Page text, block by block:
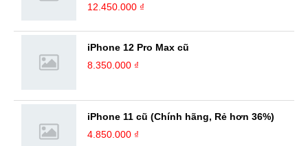
12.450.000 ₫
iPhone 12 Pro Max cũ
8.350.000 ₫
iPhone 11 cũ (Chính hãng, Rẻ hơn 36%)
4.850.000 ₫